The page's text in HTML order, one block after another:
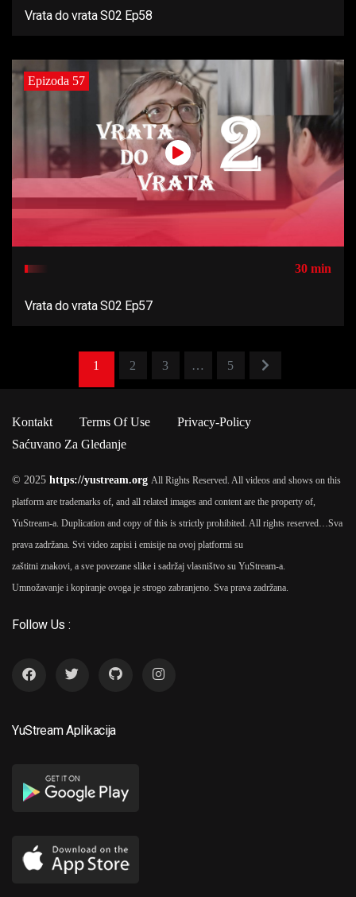
Vrata do vrata S02 Ep58
Epizoda 57
30 min
Vrata do vrata S02 Ep57
1 2 3 … 5
Kontakt Terms Of Use
Privacy-Policy
Saćuvano Za Gledanje
© 2025 https://yustream.org All Rights Reserved. All videos and shows on this
platform are trademarks of, and all related images and content are the property of,
YuStream-a. Duplication and copy of this is strictly prohibited. All rights reserved… Sva
prava zadržana. Svi video zapisi i emisije na ovoj platformi su
zaštitni znakovi, a sve povezane slike i sadržaj vlasništvo su YuStream-a.
Umnožavanje i kopiranje ovoga je strogo zabranjeno. Sva prava zadržana.
Follow Us :
YuStream Aplikacija